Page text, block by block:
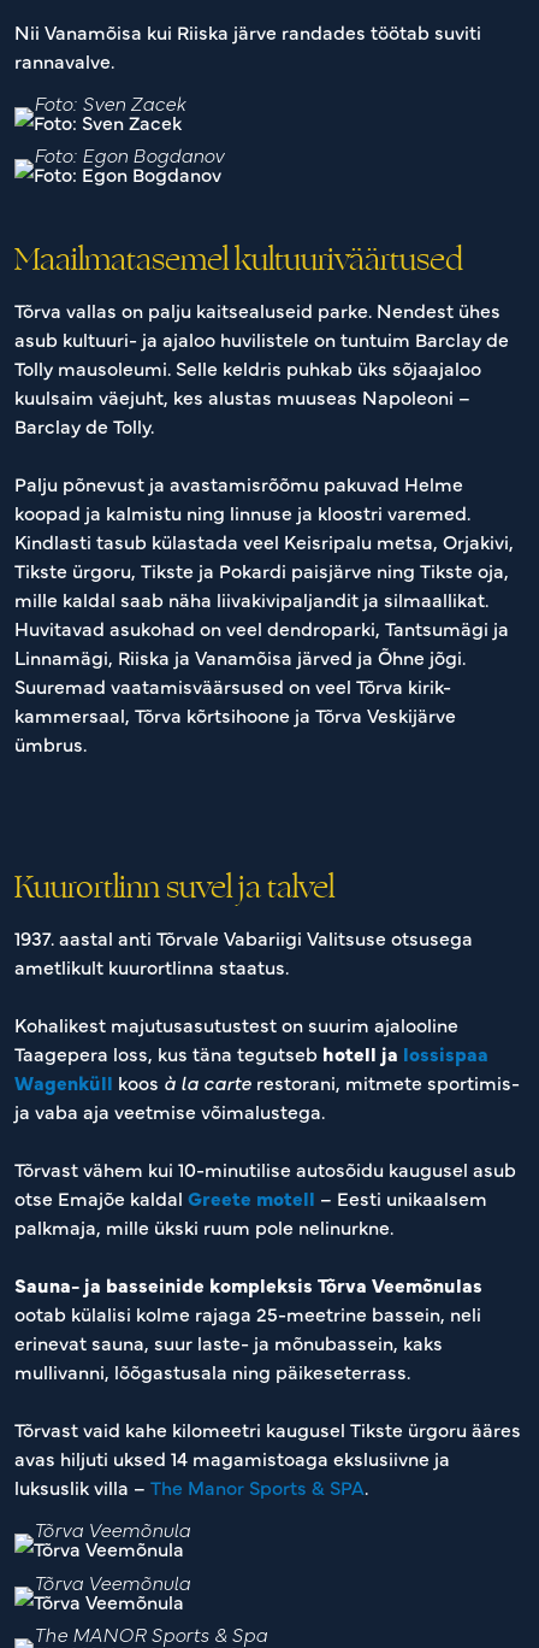
Nii Vanamõisa kui Riiska järve randades töötab suviti
rannavalve.
Foto: Sven Zacek
Foto: Egon Bogdanov
Maailmatasemel kultuuriväärtused
Tõrva vallas on palju kaitsealuseid parke. Nendest ühes
asub kultuuri- ja ajaloo huvilistele on tuntuim Barclay de
Tolly mausoleumi. Selle keldris puhkab üks sõjaajaloo
kuulsaim väejuht, kes alustas muuseas Napoleoni –
Barclay de Tolly.
Palju põnevust ja avastamisrõõmu pakuvad Helme
koopad ja kalmistu ning linnuse ja kloostri varemed.
Kindlasti tasub külastada veel Keisripalu metsa, Orjakivi,
Tikste ürgoru, Tikste ja Pokardi paisjärve ning Tikste oja,
mille kaldal saab näha liivakivipaljandit ja silmaallikat.
Huvitavad asukohad on veel dendroparki, Tantsumägi ja
Linnamägi, Riiska ja Vanamõisa järved ja Õhne jõgi.
Suuremad vaatamisväärsused on veel Tõrva kirik-
kammersaal, Tõrva kõrtsihoone ja Tõrva Veskijärve
ümbrus.
Kuurortlinn suvel ja talvel
1937. aastal anti Tõrvale Vabariigi Valitsuse otsusega
ametlikult kuurortlinna staatus.
Kohalikest majutusasutustest on suurim ajalooline
Taagepera loss, kus täna tegutseb hotell ja lossispaa
Wagenküll koos à la carte restorani, mitmete sportimis-
ja vaba aja veetmise võimalustega.
Tõrvast vähem kui 10-minutilise autosõidu kaugusel asub
otse Emajõe kaldal Greete motell – Eesti unikaalsem
palkmaja, mille ükski ruum pole nelinurkne.
Sauna- ja basseinide kompleksis Tõrva Veemõnulas
ootab külalisi kolme rajaga 25-meetrine bassein, neli
erinevat sauna, suur laste- ja mõnubassein, kaks
mullivanni, lõõgastusala ning päikeseterrass.
Tõrvast vaid kahe kilomeetri kaugusel Tikste ürgoru ääres
avas hiljuti uksed 14 magamistoaga ekslusiivne ja
luksuslik villa – The Manor Sports & SPA.
Tõrva Veemõnula
Tõrva Veemõnula
The MANOR Sports & Spa